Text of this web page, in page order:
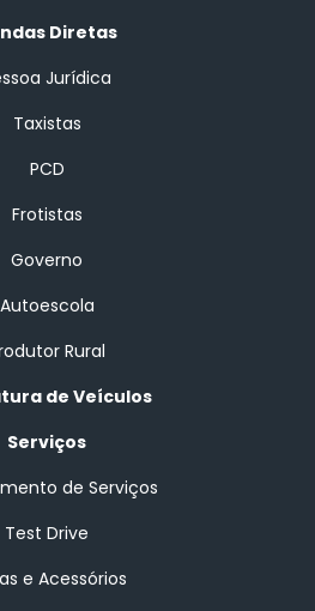
Diretas
Jurídica
Taxistas
PCD
Frotistas
Governo
Autoescola
Rural
de Veículos
Serviços
de Serviços
Test Drive
e Acessórios